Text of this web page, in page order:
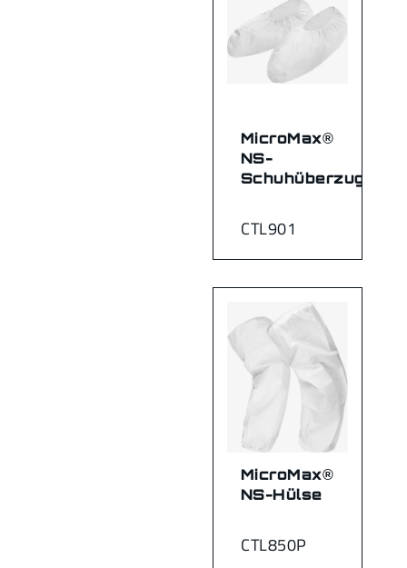
CTL901
MicroMax®
NS-
Schuhüberzug
CTL850P
MicroMax®
NS-Hülse